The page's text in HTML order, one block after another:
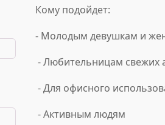
Кому подойдет:
- Молодым девушкам и
- Любительницам свежих
- Для офисного
- Активным людям